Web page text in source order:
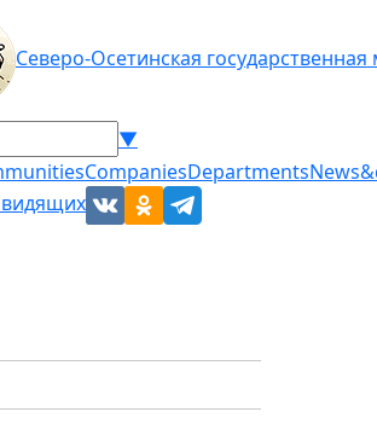
Северо-Осетинская
▼
CompaniesDepartments